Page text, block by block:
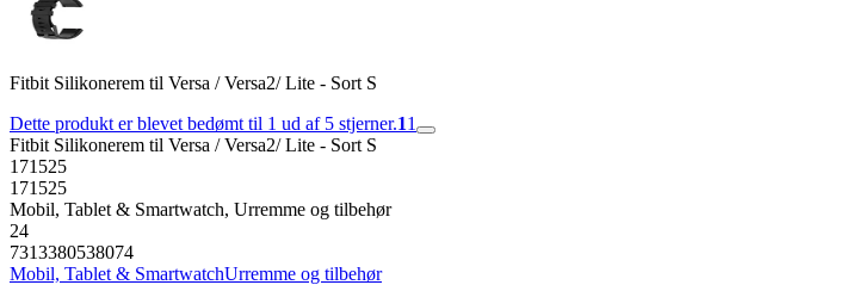
Fitbit Silikonerem til Versa / Versa2/ Lite - Sort S
Dette produkt er blevet bedømt til 1 ud af 5 stjerner.11
Fitbit Silikonerem til Versa / Versa2/ Lite - Sort S
171525
171525
Mobil, Tablet & Smartwatch, Urremme og tilbehør
24
7313380538074
Mobil, Tablet & SmartwatchUrremme og tilbehør